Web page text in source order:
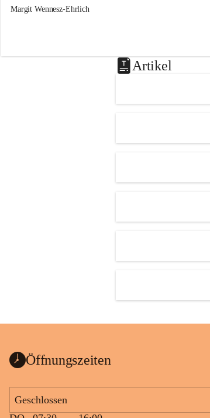
Margit Wennesz-Ehrlich
Artikel
Öffnungszeiten
Geschlossen